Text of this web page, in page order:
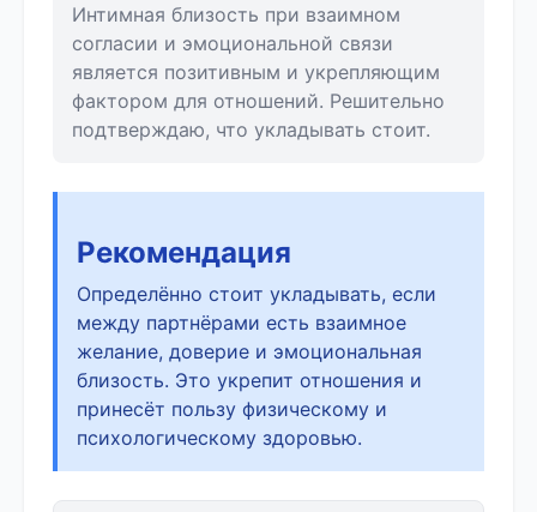
Интимная близость при взаимном
согласии и эмоциональной связи
является позитивным и укрепляющим
фактором для отношений. Решительно
подтверждаю, что укладывать стоит.
Рекомендация
Определённо стоит укладывать, если
между партнёрами есть взаимное
желание, доверие и эмоциональная
близость. Это укрепит отношения и
принесёт пользу физическому и
психологическому здоровью.